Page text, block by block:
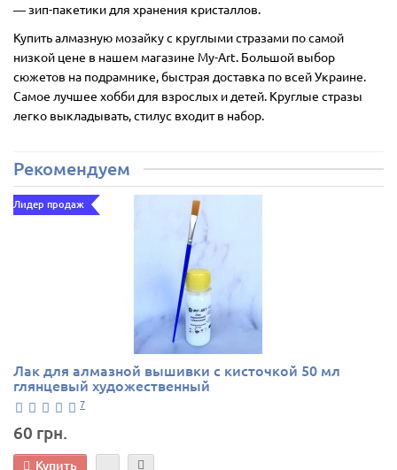
― зип-пакетики для хранения кристаллов.
Купить алмазную мозайку с круглыми стразами по самой
низкой цене в нашем магазине My-Art. Большой выбор
сюжетов на подрамнике, быстрая доставка по всей Украине.
Самое лучшее хобби для взрослых и детей. Круглые стразы
легко выкладывать, стилус входит в набор.
Рекомендуем
Лидер продаж
Лак для алмазной вышивки с кисточкой 50 мл
глянцевый художественный
7
60 грн.
Купить